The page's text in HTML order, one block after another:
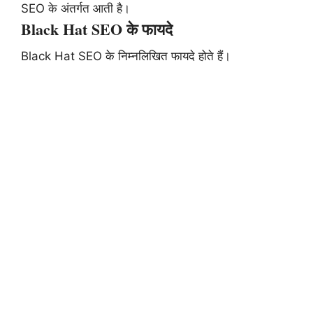
SEO के अंतर्गत आती है।
Black Hat SEO के फायदे
Black Hat SEO के निम्नलिखित फायदे होते हैं।